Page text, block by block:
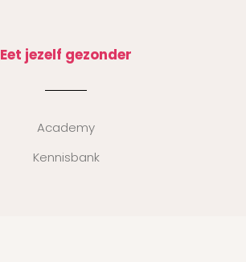
Eet jezelf gezonder
Academy
Kennisbank